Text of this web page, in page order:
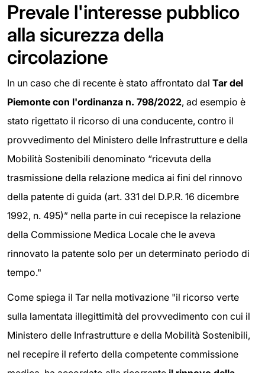
Prevale l'interesse pubblico
alla sicurezza della
circolazione
In un caso che di recente è stato affrontato dal Tar del
Piemonte con l'ordinanza n. 798/2022, ad esempio è
stato rigettato il ricorso di una conducente, contro il
provvedimento del Ministero delle Infrastrutture e della
Mobilità Sostenibili denominato “ricevuta della
trasmissione della relazione medica ai fini del rinnovo
della patente di guida (art. 331 del D.P.R. 16 dicembre
1992, n. 495)” nella parte in cui recepisce la relazione
della Commissione Medica Locale che le aveva
rinnovato la patente solo per un determinato periodo di
tempo."
Come spiega il Tar nella motivazione "il ricorso verte
sulla lamentata illegittimità del provvedimento con cui il
Ministero delle Infrastrutture e della Mobilità Sostenibili,
nel recepire il referto della competente commissione